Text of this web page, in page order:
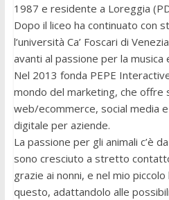
1987 e residente a Loreggia
Dopo il liceo ha continuato con
l’università Ca’ Foscari di
avanti al passione per la musica
Nel 2013 fonda PEPE
mondo del marketing, che offre
web/ecommerce, social media
digitale per aziende.
La passione per gli animali c’è
sono cresciuto a stretto
grazie ai nonni, e nel mio
questo, adattandolo alle